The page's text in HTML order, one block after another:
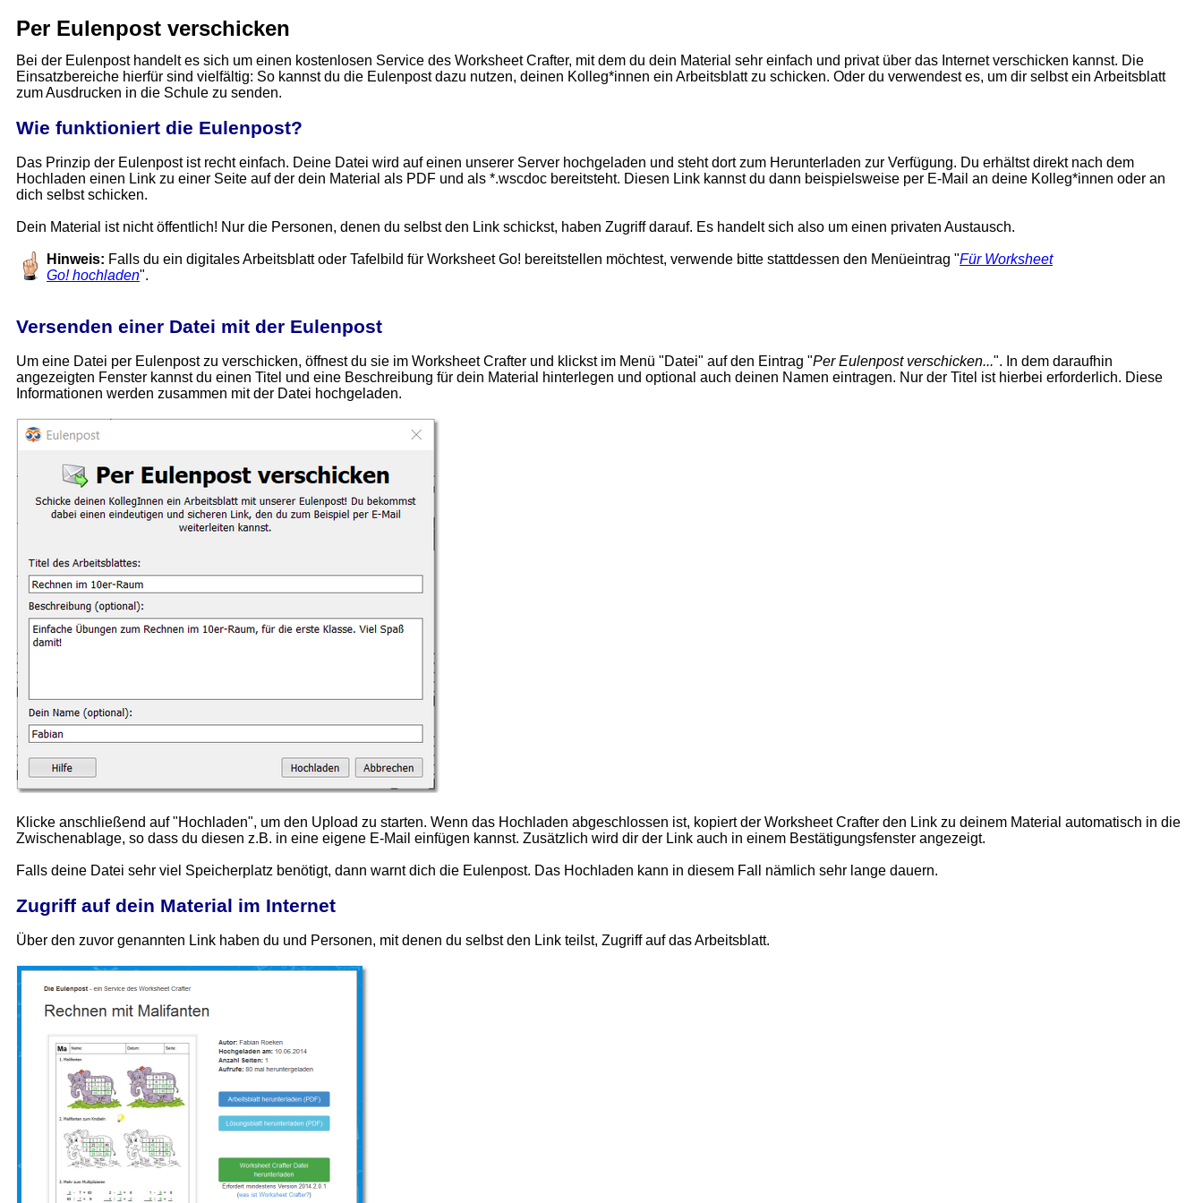
Per Eulenpost verschicken
Bei der Eulenpost handelt es sich um einen kostenlosen Service des Worksheet Crafter, mit dem du dein Material sehr einfach und privat über das Internet verschicken kannst. Die
Einsatzbereiche hierfür sind vielfältig: So kannst du die Eulenpost dazu nutzen, deinen Kolleg*innen ein Arbeitsblatt zu schicken. Oder du verwendest es, um dir selbst ein Arbeitsblatt
zum Ausdrucken in die Schule zu senden.
Wie funktioniert die Eulenpost?
Das Prinzip der Eulenpost ist recht einfach. Deine Datei wird auf einen unserer Server hochgeladen und steht dort zum Herunterladen zur Verfügung. Du erhältst direkt nach dem
Hochladen einen Link zu einer Seite auf der dein Material als PDF und als *.wscdoc bereitsteht. Diesen Link kannst du dann beispielsweise per E-Mail an deine Kolleg*innen oder an
dich selbst schicken.
Dein Material ist nicht öffentlich! Nur die Personen, denen du selbst den Link schickst, haben Zugriff darauf. Es handelt sich also um einen privaten Austausch.
Hinweis: Falls du ein digitales Arbeitsblatt oder Tafelbild für Worksheet Go! bereitstellen möchtest, verwende bitte stattdessen den Menüeintrag "Für Worksheet
Go! hochladen".
Versenden einer Datei mit der Eulenpost
Um eine Datei per Eulenpost zu verschicken, öffnest du sie im Worksheet Crafter und klickst im Menü "Datei" auf den Eintrag "Per Eulenpost verschicken...". In dem daraufhin
angezeigten Fenster kannst du einen Titel und eine Beschreibung für dein Material hinterlegen und optional auch deinen Namen eintragen. Nur der Titel ist hierbei erforderlich. Diese
Informationen werden zusammen mit der Datei hochgeladen.
Klicke anschließend auf "Hochladen", um den Upload zu starten. Wenn das Hochladen abgeschlossen ist, kopiert der Worksheet Crafter den Link zu deinem Material automatisch in die
Zwischenablage, so dass du diesen z.B. in eine eigene E-Mail einfügen kannst. Zusätzlich wird dir der Link auch in einem Bestätigungsfenster angezeigt.
Falls deine Datei sehr viel Speicherplatz benötigt, dann warnt dich die Eulenpost. Das Hochladen kann in diesem Fall nämlich sehr lange dauern.
Zugriff auf dein Material im Internet
Über den zuvor genannten Link haben du und Personen, mit denen du selbst den Link teilst, Zugriff auf das Arbeitsblatt.